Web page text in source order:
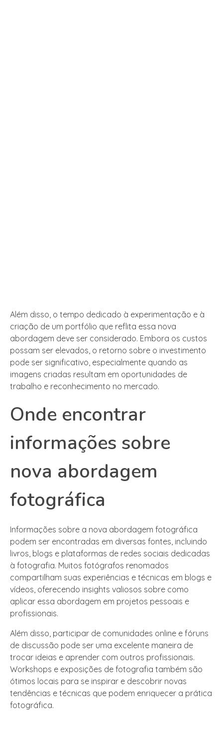
Além disso, o tempo dedicado à experimentação e à
criação de um portfólio que reflita essa nova
abordagem deve ser considerado. Embora os custos
possam ser elevados, o retorno sobre o investimento
pode ser significativo, especialmente quando as
imagens criadas resultam em oportunidades de
trabalho e reconhecimento no mercado.
Onde encontrar
informações sobre
nova abordagem
fotográfica
Informações sobre a nova abordagem fotográfica
podem ser encontradas em diversas fontes, incluindo
livros, blogs e plataformas de redes sociais dedicadas
à fotografia. Muitos fotógrafos renomados
compartilham suas experiências e técnicas em blogs e
vídeos, oferecendo insights valiosos sobre como
aplicar essa abordagem em projetos pessoais e
profissionais.
Além disso, participar de comunidades online e fóruns
de discussão pode ser uma excelente maneira de
trocar ideias e aprender com outros profissionais.
Workshops e exposições de fotografia também são
ótimos locais para se inspirar e descobrir novas
tendências e técnicas que podem enriquecer a prática
fotográfica.